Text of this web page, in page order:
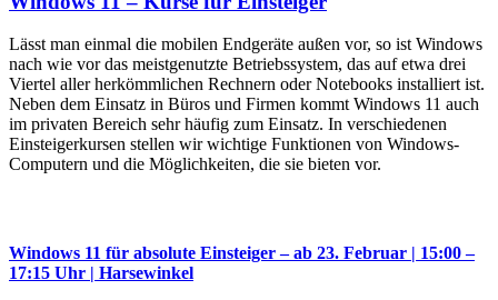
Lässt man einmal die mobilen Endgeräte außen vor, so ist Windows
nach wie vor das meistgenutzte Betriebssystem, das auf etwa drei
Viertel aller herkömmlichen Rechnern oder Notebooks installiert ist.
Neben dem Einsatz in Büros und Firmen kommt Windows 11 auch
im privaten Bereich sehr häufig zum Einsatz. In verschiedenen
Einsteigerkursen stellen wir wichtige Funktionen von Windows-
Computern und die Möglichkeiten, die sie bieten vor.
Windows 11 für absolute Einsteiger – ab 23. Februar | 15:00 –
17:15 Uhr | Harsewinkel